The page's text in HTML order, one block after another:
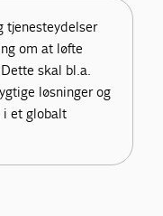
tjenesteydelser
om at løfte
skal bl.a.
løsninger og
i et globalt